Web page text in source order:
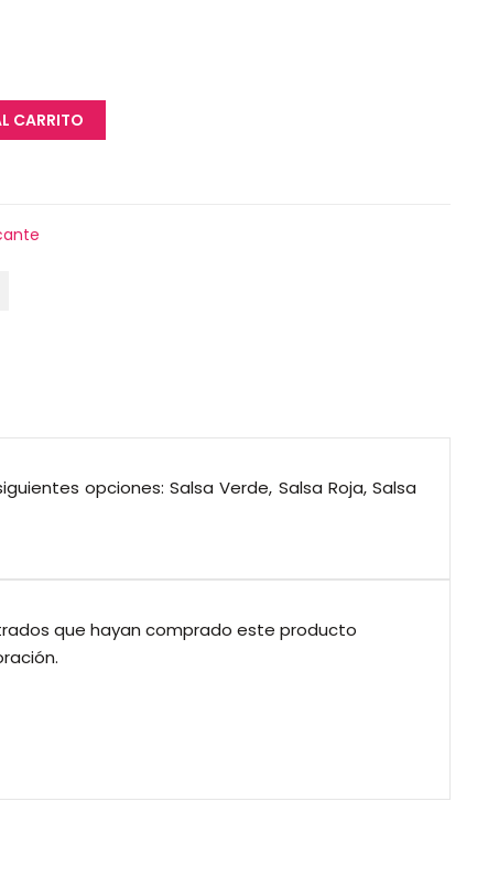
CARRITO
opciones: Salsa Verde, Salsa Roja, Salsa
que hayan comprado este producto